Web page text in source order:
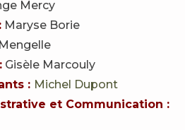
Mercy
Maryse Borie
Gisèle Marcouly
: Michel Dupont
et Communication :